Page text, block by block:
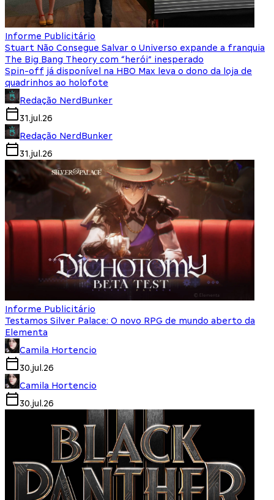
Informe Publicitário
Stuart Não Consegue Salvar o Universo expande a franquia
The Big Bang Theory com “herói” inesperado
Spin-off já disponível na HBO Max leva o dono da loja de
quadrinhos ao holofote
Redação NerdBunker
31.jul.26
Redação NerdBunker
31.jul.26
Informe Publicitário
Testamos Silver Palace: O novo RPG de mundo aberto da
Elementa
Camila Hortencio
30.jul.26
Camila Hortencio
30.jul.26